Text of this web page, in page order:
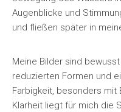
Augenblicke und
und fließen später in
Meine Bilder sind
reduzierten Formen und
Farbigkeit, besonders mit
Klarheit liegt für mich die